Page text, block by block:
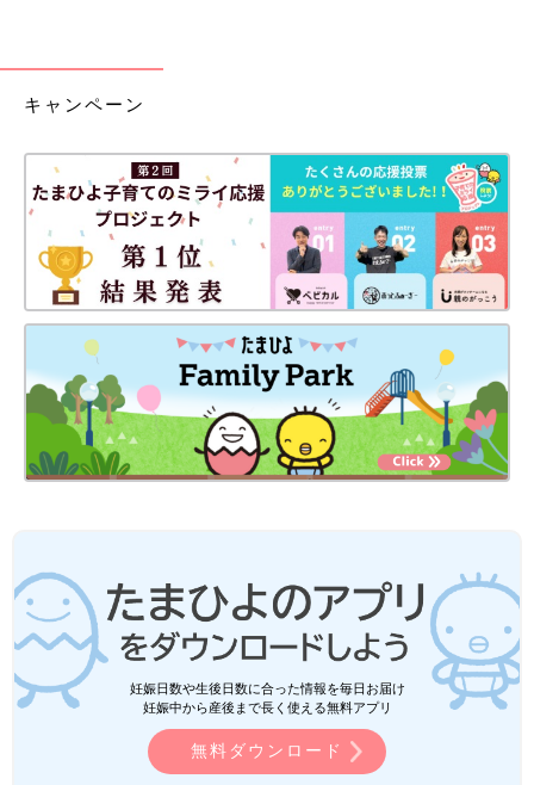
キャンペーン
妊娠日数や生後日数に合った情報を毎日お届け
妊娠中から産後まで長く使える無料アプリ
無料ダウンロード